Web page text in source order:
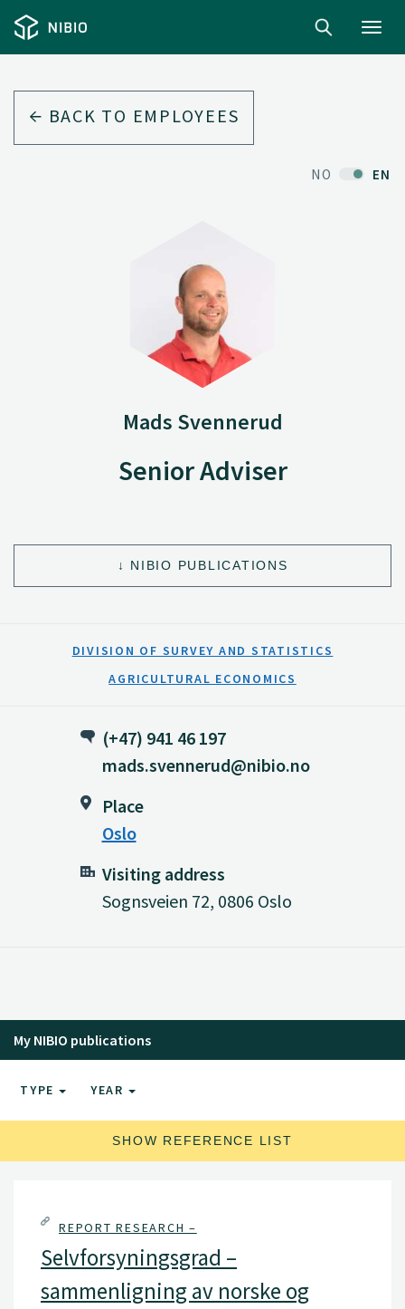
BACK TO EMPLOYEES
NO EN
Mads Svennerud
Senior Adviser
NIBIO PUBLICATIONS
DIVISION OF SURVEY AND STATISTICS
AGRICULTURAL ECONOMICS
(+47) 941 46 197
mads.svennerud@nibio.no
Place
Oslo
Visiting address
Sognsveien 72, 0806 Oslo
My NIBIO publications
TYPE YEAR
SHOW REFERENCE LIST
REPORT RESEARCH –
Selvforsyningsgrad –
sammenligning av norske og